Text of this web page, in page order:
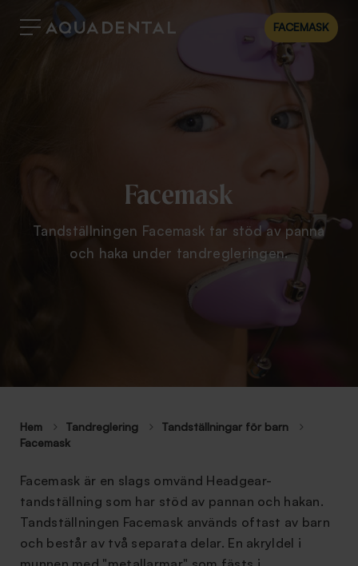
FACEMASK
Facemask
Tandställningen Facemask tar stöd av panna
och haka under tandregleringen.
Hem Tandreglering
Tandställningar för barn
Facemask
Facemask är en slags omvänd Headgear-
tandställning som har stöd av pannan och hakan.
Tandställningen Facemask används oftast av barn
och består av två separata delar. En akryldel i